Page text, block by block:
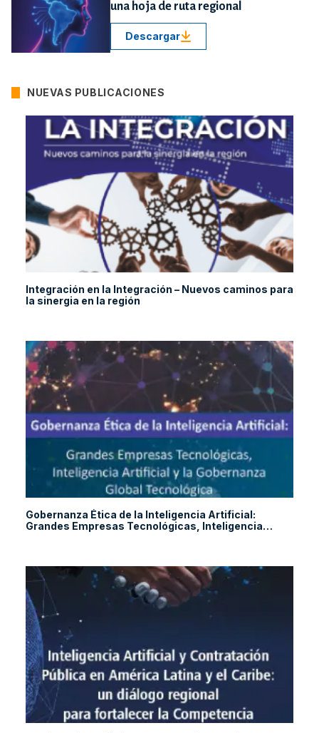
una hoja de ruta regional
Descargar
NUEVAS PUBLICACIONES
Integración en la Integración – Nuevos caminos para
la sinergia en la región
Gobernanza Ética de la Inteligencia Artificial:
Grandes Empresas Tecnológicas, Inteligencia